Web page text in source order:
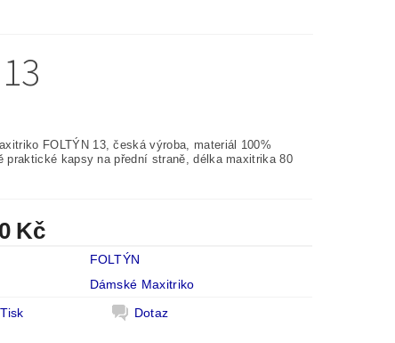
ÚDAJŮ
FOLTÝN 13, česká výroba, materiál 100%
praktické kapsy na přední straně, délka maxitrika 80
Kč
FOLTÝN
Dámské Maxitriko
Tisk
Dotaz